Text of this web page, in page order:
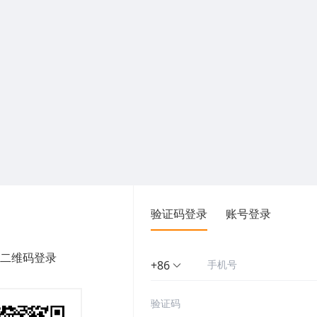
维码登录
验证码登录 账号登录
+86